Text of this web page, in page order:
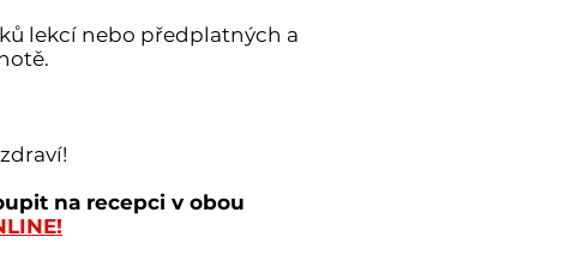
lekcí nebo předplatných a
na recepci v obou